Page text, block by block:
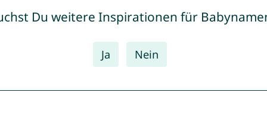
Du weitere Inspirationen für
Ja Nein